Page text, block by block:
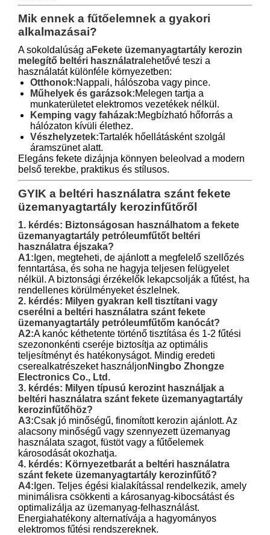
Mik ennek a fűtőelemnek a gyakori
alkalmazásai?
A sokoldalúság a Fekete üzemanyagtartály kerozin
melegítő beltéri használatra lehetővé teszi a
használatát különféle környezetben:
Otthonok:Nappali, hálószoba vagy pince.
Műhelyek és garázsok:Melegen tartja a
munkaterületet elektromos vezetékek nélkül.
Kemping vagy faházak:Megbízható hőforrás a
hálózaton kívüli élethez.
Vészhelyzetek:Tartalék hőellátásként szolgál
áramszünet alatt.
Elegáns fekete dizájnja könnyen beleolvad a modern
belső terekbe, praktikus és stílusos.
GYIK a beltéri használatra szánt fekete
üzemanyagtartály kerozinfűtőről
1. kérdés: Biztonságosan használhatom a fekete
üzemanyagtartály petróleumfűtőt beltéri
használatra éjszaka?
A1: Igen, megteheti, de ajánlott a megfelelő szellőzés
fenntartása, és soha ne hagyja teljesen felügyelet
nélkül. A biztonsági érzékelők lekapcsolják a fűtést, ha
rendellenes körülményeket észlelnek.
2. kérdés: Milyen gyakran kell tisztítani vagy
cserélni a beltéri használatra szánt fekete
üzemanyagtartály petróleumfűtőm kanócát?
A2:A kanóc kéthetente történő tisztítása és 1-2 fűtési
szezononkénti cseréje biztosítja az optimális
teljesítményt és hatékonyságot. Mindig eredeti
cserealkatrészeket használjon Ningbo Zhongze
Electronics Co., Ltd.
3. kérdés: Milyen típusú kerozint használjak a
beltéri használatra szánt fekete üzemanyagtartály
kerozinfűtőhöz?
A3:Csak jó minőségű, finomított kerozin ajánlott. Az
alacsony minőségű vagy szennyezett üzemanyag
használata szagot, füstöt vagy a fűtőelemek
károsodását okozhatja.
4. kérdés: Környezetbarát a beltéri használatra
szánt fekete üzemanyagtartály kerozinfűtő?
A4: Igen. Teljes égési kialakítással rendelkezik, amely
minimálisra csökkenti a károsanyag-kibocsátást és
optimalizálja az üzemanyag-felhasználást.
Energiahatékony alternatívája a hagyományos
elektromos fűtési rendszereknek.